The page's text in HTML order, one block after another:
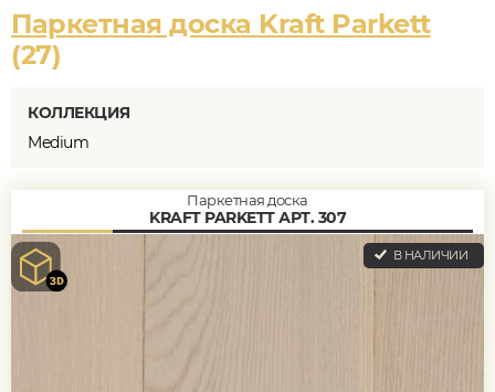
Паркетная доска Kraft Parkett
(27)
КОЛЛЕКЦИЯ
Medium
Паркетная доска
KRAFT PARKETT АРТ. 307
В НАЛИЧИИ